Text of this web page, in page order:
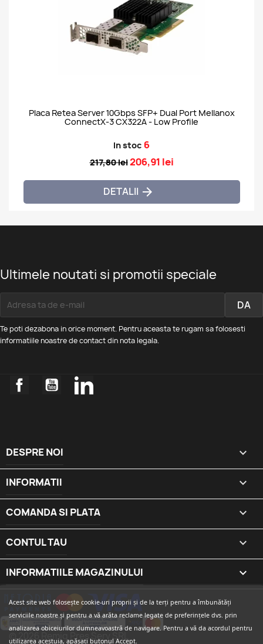
Placa Retea Server 10Gbps SFP+ Dual Port Mellanox
ConnectX-3 CX322A - Low Profile
In stoc 6
217,80 lei206,91 lei
DETALII 
Ultimele noutati si promotii speciale
Te poti dezabona in orice moment. Pentru aceasta te rugam sa folosesti
informatiile noastre de contact din nota legala.
FacebookYouTubeLinkedIn
DESPRE NOI 
INFORMATII 
COMANDA SI PLATA 
CONTUL TAU 
INFORMATIILE MAGAZINULUI keyboard_arrow_down
Acest site web folosește cookie-uri proprii și de la terți pentru a îmbunătăți
serviciile noastre și pentru a vă arăta reclame legate de preferințele dvs. prin
analizarea obiceiurilor dumneavoastră de navigare. Pentru a vă da acordul pentru
utilizarea acestuia, apăsați butonul Accept.
© 2026 Remig Pres Serv SRL